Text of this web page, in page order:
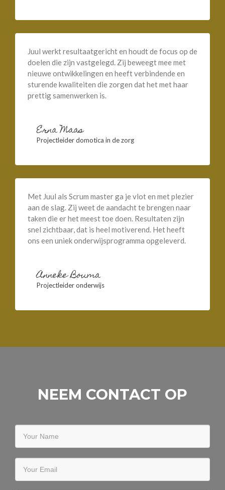
Juul werkt resultaatgericht en houdt de focus op de
doelen die zijn vastgelegd. Zij beweegt mee met
nieuwe ontwikkelingen en heeft verbindende en
sturende kwaliteiten die zorgen dat het met haar
prettig samenwerken is.
Erna Maas
Projectleider domotica in de zorg
Met Juul als Scrum master ga je vlot en met plezier
aan de slag. Zij weet de aandacht te brengen naar
taken die er het meest toe doen. Resultaten zijn
snel zichtbaar, dat is heel motiverend. Het heeft
ons een uniek onderwijsprogramma opgeleverd.
Anneke Bouma
Projectleider onderwijs
NEEM CONTACT OP